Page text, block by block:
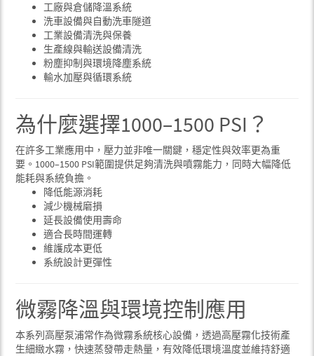
工廠與倉儲降溫系統
洗車設備與自動洗車隧道
工業設備清洗與保養
生產線與輸送設備清洗
粉塵抑制與環境降塵系統
輸水加壓與循環系統
為什麼選擇1000–1500 PSI？
在許多工業應用中，壓力並非唯一關鍵，穩定性與效率更為重
要。1000–1500 PSI範圍提供足夠清洗與噴霧能力，同時大幅降低
能耗與系統負擔。
降低能源消耗
減少機械磨損
延長設備使用壽命
適合長時間運轉
維護成本更低
系統設計更彈性
微霧降溫與環境控制應用
本系列高壓泵浦常作為微霧系統核心設備，透過高壓霧化技術產
生細緻水霧，快速蒸發帶走熱量，有效降低環境溫度並維持舒適